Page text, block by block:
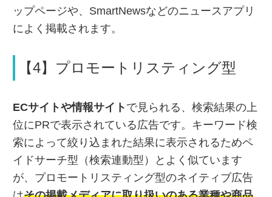
ップページや、SmartNewsなどのニュースアプリ
によく掲載されます。
【4】プロモートリスティング型
ECサイトや情報サイト で見られる、検索結果の上
位にPRで表示されている広告です。 キーワード検
索によって絞り込まれた結果に表示されるためペ
イドサーチ型（検索連動型）とよく似ています
が、プロモートリスティング型のネイティブ広告